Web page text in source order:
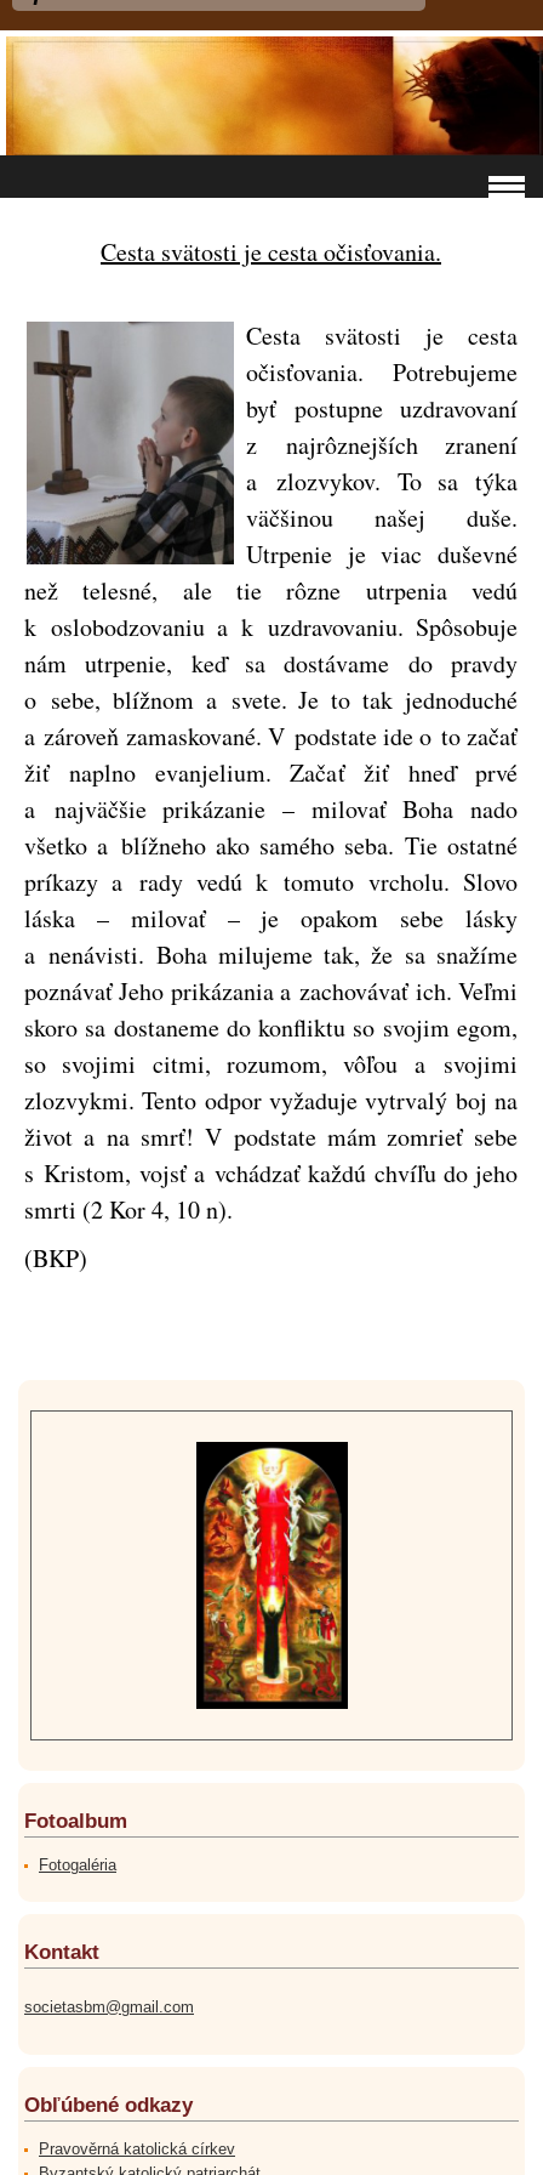
Cesta svätosti je cesta očisťovania.
Cesta svätosti je cesta
očisťovania. Potrebujeme
byť postupne uzdravovaní
z najrôznejších zranení
a zlozvykov. To sa týka
väčšinou našej duše.
Utrpenie je viac duševné
než telesné, ale tie rôzne utrpenia vedú
k oslobodzovaniu a k uzdravovaniu. Spôsobuje
nám utrpenie, keď sa dostávame do pravdy
o sebe, blížnom a svete. Je to tak jednoduché
a zároveň zamaskované. V podstate ide o to začať
žiť naplno evanjelium. Začať žiť hneď prvé
a najväčšie prikázanie – milovať Boha nado
všetko a blížneho ako samého seba. Tie ostatné
príkazy a rady vedú k tomuto vrcholu. Slovo
láska – milovať – je opakom sebe lásky
a nenávisti. Boha milujeme tak, že sa snažíme
poznávať Jeho prikázania a zachovávať ich. Veľmi
skoro sa dostaneme do konfliktu so svojim egom,
so svojimi citmi, rozumom, vôľou a svojimi
zlozvykmi. Tento odpor vyžaduje vytrvalý boj na
život a na smrť! V podstate mám zomrieť sebe
s Kristom, vojsť a vchádzať každú chvíľu do jeho
smrti (2 Kor 4, 10 n).
(BKP)
Fotoalbum
Fotogaléria
Kontakt
societasbm@gmail.com
Obľúbené odkazy
Pravověrná katolická církev